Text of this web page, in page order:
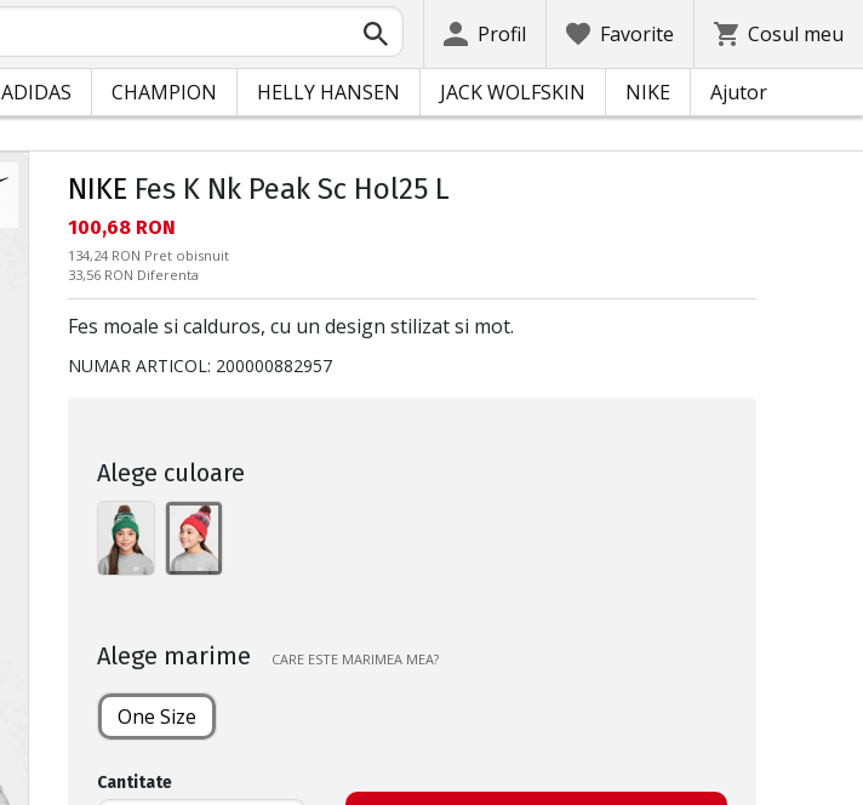
Profil Favorite Cosul meu
ADIDAS CHAMPION HELLY HANSEN JACK WOLFSKIN NIKE Ajutor
NIKE Fes K Nk Peak Sc Hol25 L
Текуща цена:
100,68 RON
Pret obisnuit:
134,24 RON Pret obisnuit
Спестявате:
33,56 RON Diferenta
Fes moale si calduros, cu un design stilizat si mot.
NUMAR ARTICOL: 200000882957
Alege culoare
Alege marime CARE ESTE MARIMEA MEA?
One Size
Cantitate